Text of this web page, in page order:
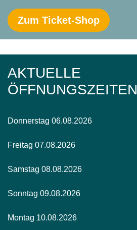
Zum Ticket-Shop
AKTUELLE
ÖFFNUNGSZEITEN
Donnerstag 06.08.2026
Freitag 07.08.2026
Samstag 08.08.2026
Sonntag 09.08.2026
Montag 10.08.2026